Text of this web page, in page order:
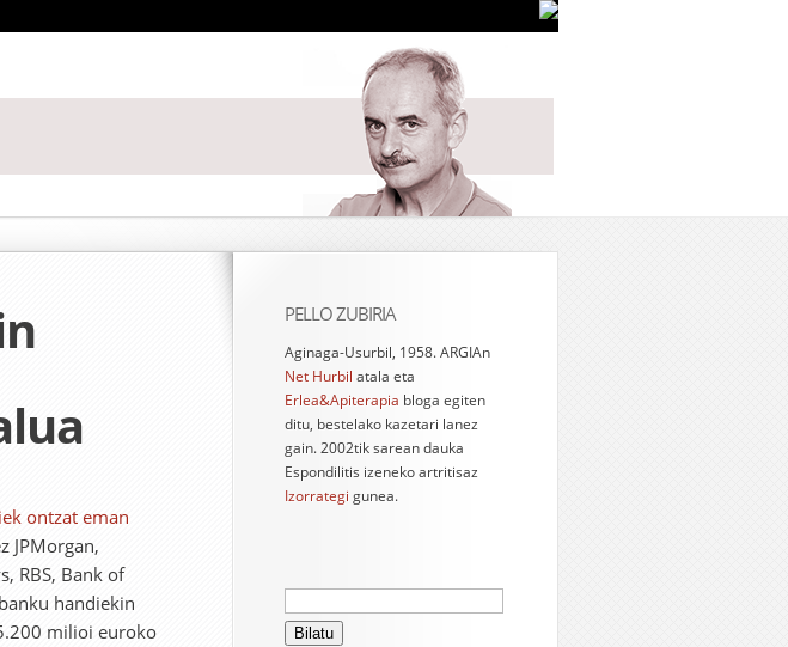
ontzat eman
JPMorgan,
RBS, Bank of
handiekin
milioi euroko
PELLO ZUBIRIA
Aginaga-Usurbil, 1958. ARGIAn
Net Hurbil atala eta
Erlea&Apiterapia bloga egiten
ditu, bestelako kazetari lanez
gain. 2002tik sarean dauka
Espondilitis izeneko artritisaz
Izorrategi gunea.
Bilatu: